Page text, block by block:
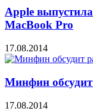
Apple
MacBook Pro
17.08.2014
Минфин обсудит
17.08.2014